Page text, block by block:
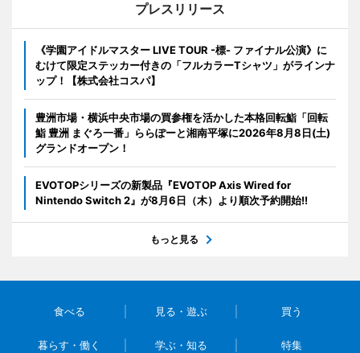
プレスリリース
《学園アイドルマスター LIVE TOUR -標- ファイナル公演》に
むけて限定ステッカー付きの「フルカラーTシャツ」がラインナ
ップ！【株式会社コスパ】
豊洲市場・横浜中央市場の買参権を活かした本格回転鮨「回転
鮨 豊洲 まぐろ一番」ららぽーと湘南平塚に2026年8月8日(土)
グランドオープン！
EVOTOPシリーズの新製品『EVOTOP Axis Wired for
Nintendo Switch 2』が8月6日（木）より順次予約開始!!
もっと見る
食べる 見る・遊ぶ 買う
暮らす・働く 学ぶ・知る 特集